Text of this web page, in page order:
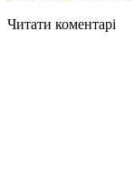
Читати коментарі